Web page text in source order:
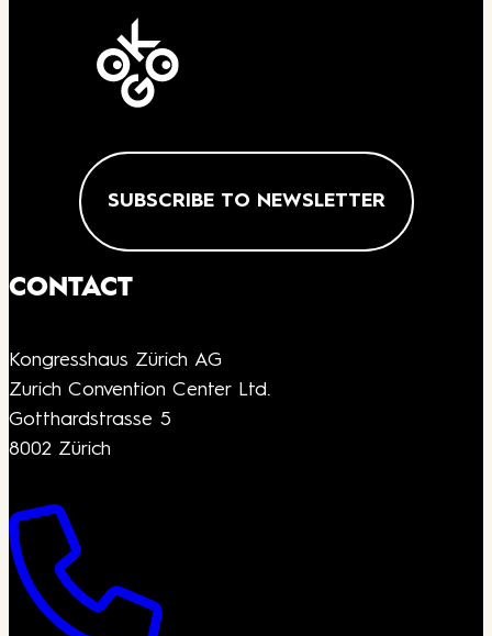
SUBSCRIBE TO NEWSLETTER
CONTACT
Kongresshaus Zürich AG
Zurich Convention Center Ltd.
Gotthardstrasse 5
8002 Zürich